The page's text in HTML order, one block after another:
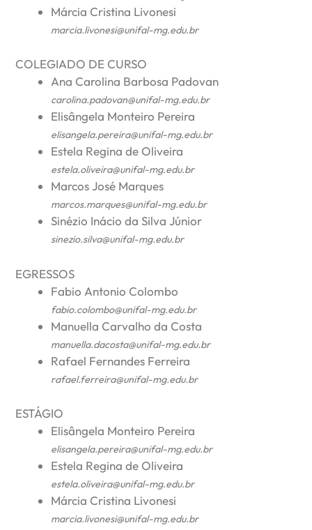
Márcia Cristina Livonesi
marcia.livonesi@unifal-mg.edu.br
COLEGIADO DE CURSO
Ana Carolina Barbosa Padovan
carolina.padovan@unifal-mg.edu.br
Elisângela Monteiro Pereira
elisangela.pereira@unifal-mg.edu.br
Estela Regina de Oliveira
estela.oliveira@unifal-mg.edu.br
Marcos José Marques
marcos.marques@unifal-mg.edu.br
Sinézio Inácio da Silva Júnior
sinezio.silva@unifal-mg.edu.br
EGRESSOS
Fabio Antonio Colombo
fabio.colombo@unifal-mg.edu.br
Manuella Carvalho da Costa
manuella.dacosta@unifal-mg.edu.br
Rafael Fernandes Ferreira
rafael.ferreira@unifal-mg.edu.br
ESTÁGIO
Elisângela Monteiro Pereira
elisangela.pereira@unifal-mg.edu.br
Estela Regina de Oliveira
estela.oliveira@unifal-mg.edu.br
Márcia Cristina Livonesi
marcia.livonesi@unifal-mg.edu.br